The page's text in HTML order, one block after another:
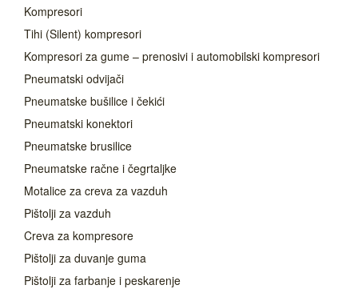
Kompresori
Tihi (Silent) kompresori
Kompresori za gume – prenosivi i automobilski kompresori
Pneumatski odvijači
Pneumatske bušilice i čekići
Pneumatski konektori
Pneumatske brusilice
Pneumatske račne i čegrtaljke
Motalice za creva za vazduh
Pištolji za vazduh
Creva za kompresore
Pištolji za duvanje guma
Pištolji za farbanje i peskarenje